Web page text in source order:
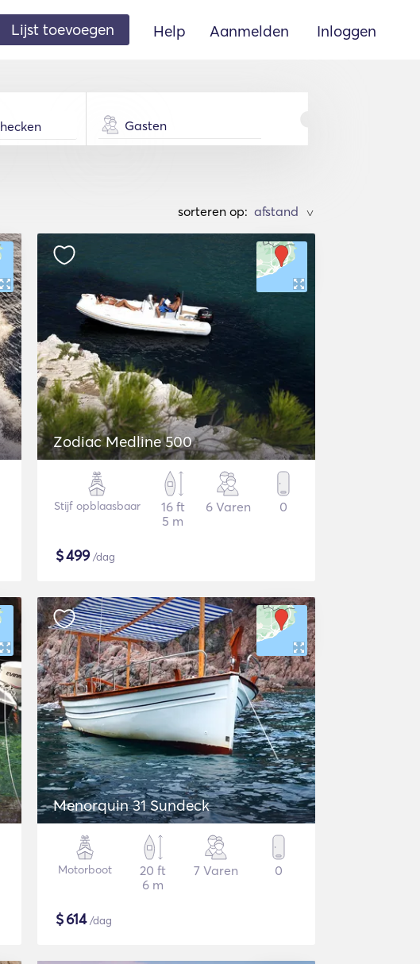
Lijst toevoegen Help Aanmelden Inloggen
Gasten
sorteren op: >
Zodiac Medline 500
Stijf opblaasbaar
16 ft
5 m
6 Varen 0
$499/dag
Menorquin 31 Sundeck
Motorboot
20 ft
6 m
7 Varen 0
$614/dag